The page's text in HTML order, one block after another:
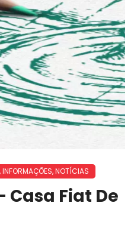
,INFORMAÇÕES,NOTÍCIAS
Casa Fiat De